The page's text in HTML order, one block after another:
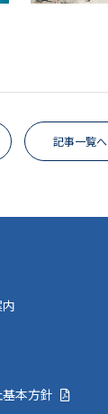
記事一覧へ
本方針